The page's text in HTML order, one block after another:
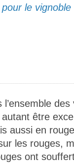
le
être
aussi en
les rouges,
ont